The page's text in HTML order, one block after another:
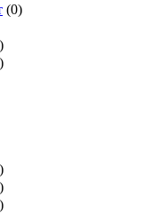
(0)
)
)
)
)
)